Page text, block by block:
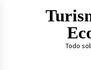
Todo